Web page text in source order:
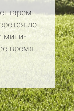
до
мини-
время.